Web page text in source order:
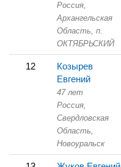
Россия,
Архангельская
Область, п.
ОКТЯБРЬСКИЙ
12
Козырев
Евгений
47 лет
Россия,
Свердловская
Область,
Новоуральск